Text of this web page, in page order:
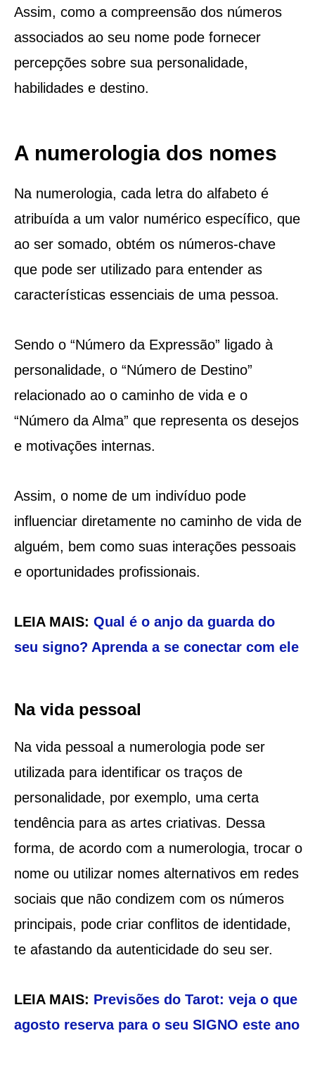
Assim, como a compreensão dos números
associados ao seu nome pode fornecer
percepções sobre sua personalidade,
habilidades e destino.
A numerologia dos nomes
Na numerologia, cada letra do alfabeto é
atribuída a um valor numérico específico, que
ao ser somado, obtém os números-chave
que pode ser utilizado para entender as
características essenciais de uma pessoa.
Sendo o “Número da Expressão” ligado à
personalidade, o “Número de Destino”
relacionado ao o caminho de vida e o
“Número da Alma” que representa os desejos
e motivações internas.
Assim, o nome de um indivíduo pode
influenciar diretamente no caminho de vida de
alguém, bem como suas interações pessoais
e oportunidades profissionais.
LEIA MAIS: Qual é o anjo da guarda do
seu signo? Aprenda a se conectar com ele
Na vida pessoal
Na vida pessoal a numerologia pode ser
utilizada para identificar os traços de
personalidade, por exemplo, uma certa
tendência para as artes criativas. Dessa
forma, de acordo com a numerologia, trocar o
nome ou utilizar nomes alternativos em redes
sociais que não condizem com os números
principais, pode criar conflitos de identidade,
te afastando da autenticidade do seu ser.
LEIA MAIS: Previsões do Tarot: veja o que
agosto reserva para o seu SIGNO este ano